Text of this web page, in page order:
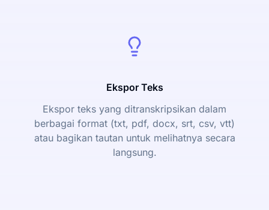
Ekspor Teks
Ekspor teks yang ditranskripsikan dalam
berbagai format (txt, pdf, docx, srt, csv, vtt)
atau bagikan tautan untuk melihatnya secara
langsung.